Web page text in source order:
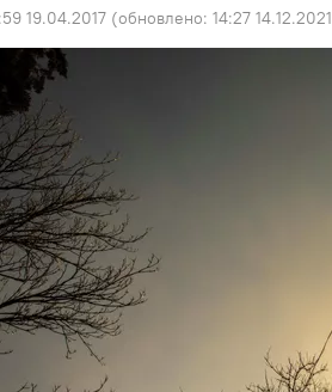
19.04.2017 (обновлено: 14:27 14.12.2021